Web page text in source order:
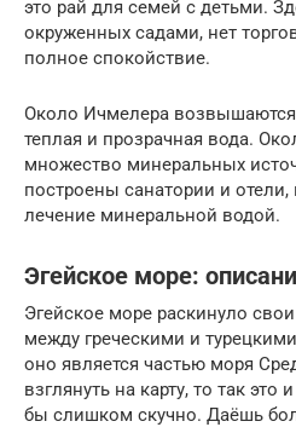
это рай для семей с детьми.
окруженных садами, нет
полное спокойствие.
Около Ичмелера возвышаются
теплая и прозрачная вода.
множество минеральных
построены санатории и
лечение минеральной водой.
Эгейское море:
Эгейское море раскинуло
между греческими и
оно является частью моря
взглянуть на карту, то так
бы слишком скучно. Даёшь